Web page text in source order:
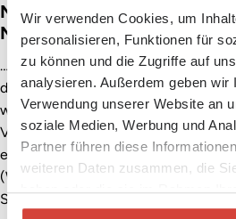
Wir verwenden Cookies, um
personalisieren, Funktionen für
zu können und die Zugriffe auf
analysieren. Außerdem geben wir
Verwendung unserer Website an
soziale Medien, Werbung und
Partner führen diese
weiteren Daten zusammen, die
haben oder die sie im Rahmen
gesammelt haben.
Neuwahlen in der
Niedermühlbichler als
…ht werden können: Die
dieKautionkann nun im
werden, die Erhaltungspflicht der
Valorisierung des Richtwertes für
eine Novelle des
(WGG) wurde beschlossen. „Das
Schritte im Interesse der